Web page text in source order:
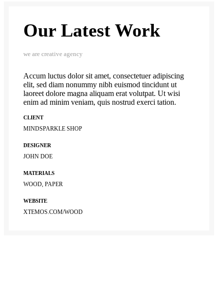
Our Latest Work
we are creative agency
Accum luctus dolor sit amet, consectetuer adipiscing
elit, sed diam nonummy nibh euismod tincidunt ut
laoreet dolore magna aliquam erat volutpat. Ut wisi
enim ad minim veniam, quis nostrud exerci tation.
CLIENT
MINDSPARKLE SHOP
DESIGNER
JOHN DOE
MATERIALS
WOOD, PAPER
WEBSITE
XTEMOS.COM/WOOD